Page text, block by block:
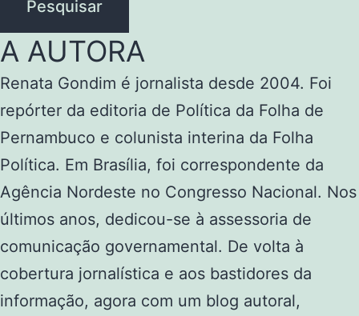
Pesquisar
A AUTORA
Renata Gondim é jornalista desde 2004. Foi
repórter da editoria de Política da Folha de
Pernambuco e colunista interina da Folha
Política. Em Brasília, foi correspondente da
Agência Nordeste no Congresso Nacional. Nos
últimos anos, dedicou-se à assessoria de
comunicação governamental. De volta à
cobertura jornalística e aos bastidores da
informação, agora com um blog autoral,